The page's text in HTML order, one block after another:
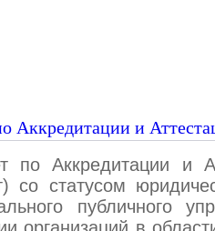
Аккредитации и
по Аккредитации и
со статусом
публичного